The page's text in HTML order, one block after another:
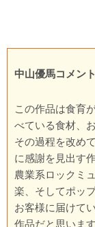
中山優馬コメント
この作品は食育
べている食材、
その過程を改め
に感謝を見出す
農業系ロックミ
楽、そしてポッ
お客様に届けて
作品だと思いま